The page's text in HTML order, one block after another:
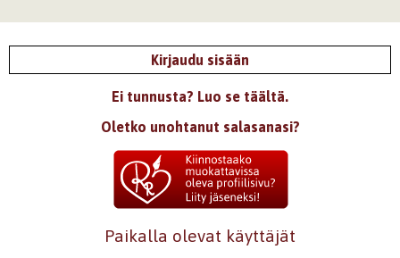
Kirjaudu sisään
Ei tunnusta? Luo se täältä.
Oletko unohtanut salasanasi?
Paikalla olevat käyttäjät